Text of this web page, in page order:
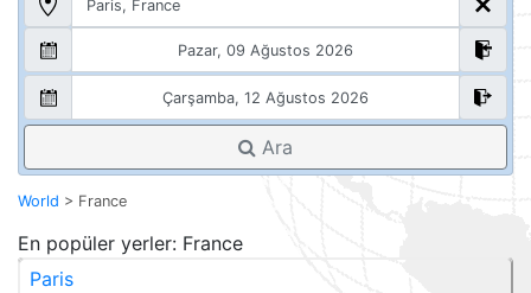
Ara
World > France
En popüler yerler: France
Paris